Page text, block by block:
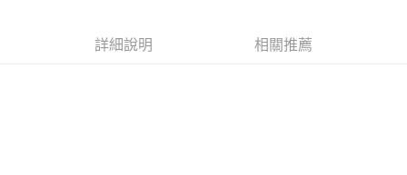
詳細說明 相關推薦